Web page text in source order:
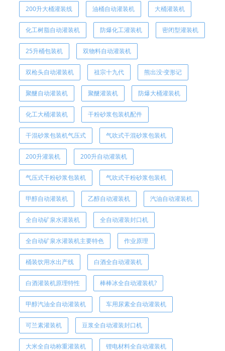
200升大桶灌装线 油桶自动灌装机 大桶灌装机
化工树脂自动灌装机 防爆化工灌装机 密闭型灌装机
25升桶包装机 双物料自动灌装机
双枪头自动灌装机 祖宗十九代 熊出没·变形记
聚醚自动灌装机 聚醚灌装机 防爆大桶灌装机
化工大桶灌装机 干粉砂浆包装机配件
干混砂浆包装机气压式 气吹式干混砂浆包装机
200升灌装机 200升自动灌装机
气压式干粉砂浆包装机 气吹式干粉砂浆包装机
甲醇自动灌装机 乙醇自动灌装机 汽油自动灌装机
全自动矿泉水灌装机 全自动灌装封口机
全自动矿泉水灌装机主要特色 作业原理
桶装饮用水出产线 白酒全自动灌装机
白酒灌装机原理特性 棒棒冰全自动灌装机?
甲醇汽油全自动灌装机 车用尿素全自动灌装机
可兰素灌装机 豆浆全自动灌装封口机
大米全自动称重灌装机 锂电材料全自动灌装机